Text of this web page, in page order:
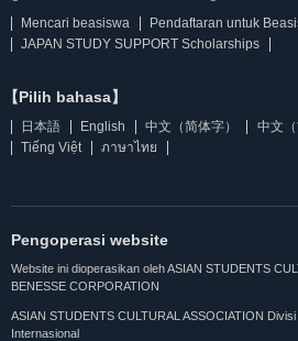
Mencari beasiswa
Pendaftaran untuk
JAPAN STUDY SUPPORT Scholarships
【Pilih bahasa】
日本語 English 中文（简体字） 中文（
Tiếng Việt
ภาษาไทย
Pengoperasi website
Website ini dioperasikan oleh ASIAN STUDENTS
BENESSE CORPORATION
ASIAN STUDENTS CULTURAL ASSOCIATION
Internasional